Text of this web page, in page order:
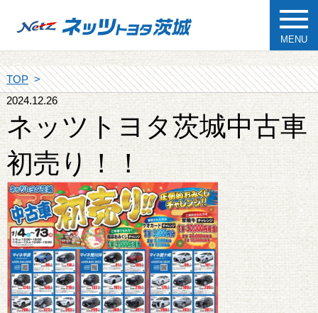
MENU
TOP
2024.12.26
ネッツトヨタ茨城中古車
初売り！！